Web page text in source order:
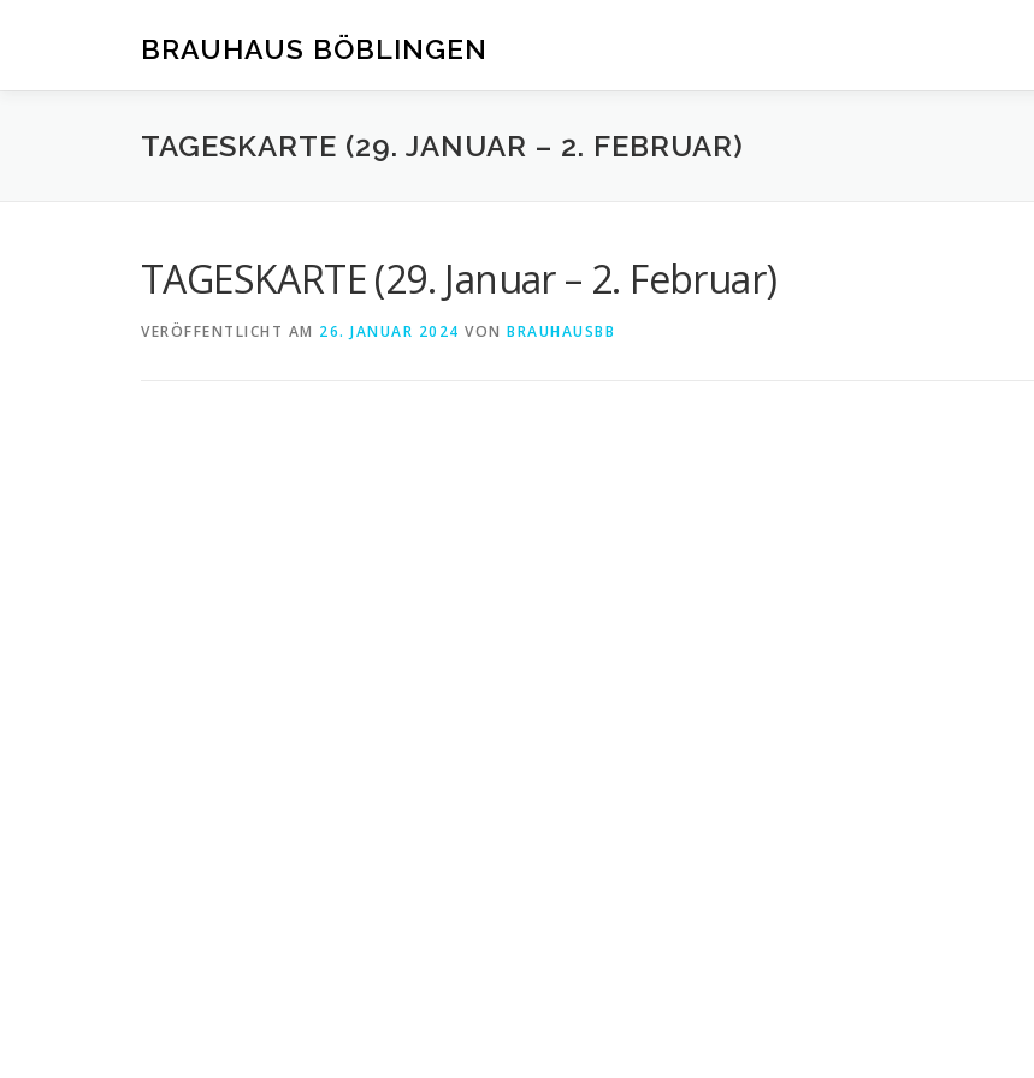
BRAUHAUS BÖBLINGEN
TAGESKARTE (29. JANUAR – 2. FEBRUAR)
TAGESKARTE (29. Januar – 2. Februar)
VERÖFFENTLICHT AM 26. JANUAR 2024 VON BRAUHAUSBB